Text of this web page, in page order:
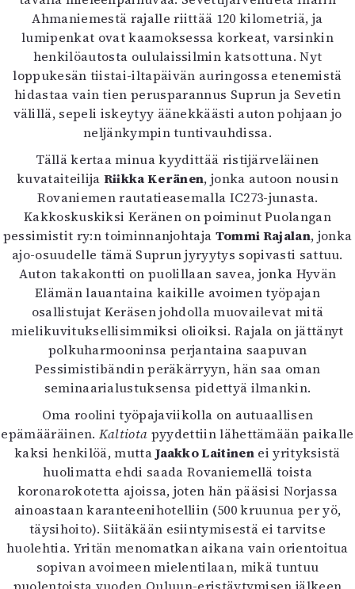
Ahmaniemestä rajalle riittää 120 kilometriä, ja
lumipenkat ovat kaamoksessa korkeat, varsinkin
henkilöautosta oululaissilmin katsottuna. Nyt
loppukesän tiistai-iltapäivän auringossa etenemistä
hidastaa vain tien perusparannus Suprun ja Sevetin
välillä, sepeli iskeytyy äänekkäästi auton pohjaan jo
neljänkympin tuntivauhdissa.
Tällä kertaa minua kyydittää ristijärveläinen
kuvataiteilija Riikka Keränen, jonka autoon nousin
Rovaniemen rautatieasemalla IC273-junasta.
Kakkoskuskiksi Keränen on poiminut Puolangan
pessimistit ry:n toiminnanjohtaja Tommi Rajalan, jonka
ajo-osuudelle tämä Suprun jyryytys sopivasti sattuu.
Auton takakontti on puolillaan savea, jonka Hyvän
Elämän lauantaina kaikille avoimen työpajan
osallistujat Keräsen johdolla muovailevat mitä
mielikuvituksellisimmiksi olioiksi. Rajala on jättänyt
polkuharmooninsa perjantaina saapuvan
Pessimistibändin peräkärryyn, hän saa oman
seminaarialustuksensa pidettyä ilmankin.
Oma roolini työpajaviikolla on autuaallisen
epämääräinen. Kaltiota pyydettiin lähettämään paikalle
kaksi henkilöä, muttaJaakko Laitinen ei yrityksistä
huolimatta ehdi saada Rovaniemellä toista
koronarokotetta ajoissa, joten hän pääsisi Norjassa
ainoastaan karanteenihotelliin (500 kruunua per yö,
täysihoito). Siitäkään esiintymisestä ei tarvitse
huolehtia. Yritän menomatkan aikana vain orientoitua
sopivan avoimeen mielentilaan, mikä tuntuu